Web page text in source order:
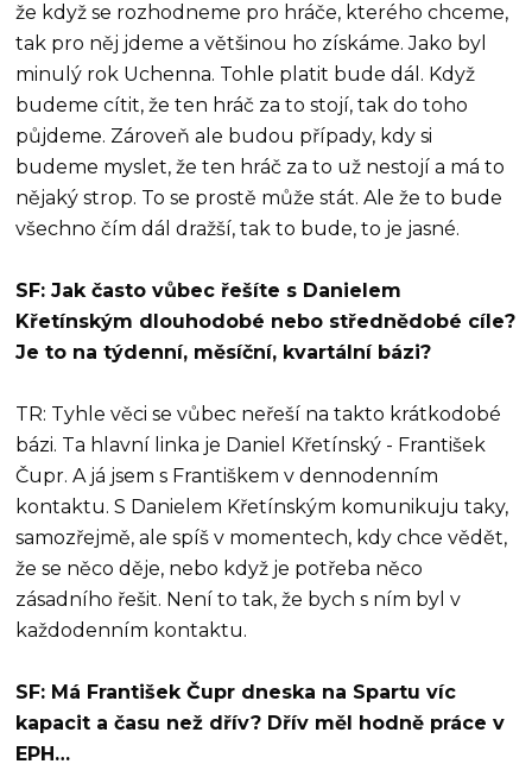
že když se rozhodneme pro hráče, kterého chceme,
tak pro něj jdeme a většinou ho získáme. Jako byl
minulý rok Uchenna. Tohle platit bude dál. Když
budeme cítit, že ten hráč za to stojí, tak do toho
půjdeme. Zároveň ale budou případy, kdy si
budeme myslet, že ten hráč za to už nestojí a má to
nějaký strop. To se prostě může stát. Ale že to bude
všechno čím dál dražší, tak to bude, to je jasné.
SF: Jak často vůbec řešíte s Danielem
Křetínským dlouhodobé nebo střednědobé cíle?
Je to na týdenní, měsíční, kvartální bázi?
TR: Tyhle věci se vůbec neřeší na takto krátkodobé
bázi. Ta hlavní linka je Daniel Křetínský - František
Čupr. A já jsem s Františkem v dennodenním
kontaktu. S Danielem Křetínským komunikuju taky,
samozřejmě, ale spíš v momentech, kdy chce vědět,
že se něco děje, nebo když je potřeba něco
zásadního řešit. Není to tak, že bych s ním byl v
každodenním kontaktu.
SF: Má František Čupr dneska na Spartu víc
kapacit a času než dřív? Dřív měl hodně práce v
EPH…